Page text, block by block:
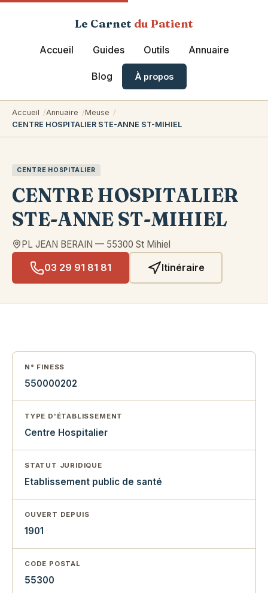
Le Carnet du Patient
Accueil Guides Outils Annuaire
Blog À propos
Accueil Annuaire
Meuse
CENTRE HOSPITALIER STE-ANNE ST-MIHIEL
CENTRE HOSPITALIER
CENTRE HOSPITALIER
STE-ANNE ST-MIHIEL
PL JEAN BERAIN — 55300 St Mihiel
03 29 91 81 81 Itinéraire
N° FINESS
550000202
TYPE D'ÉTABLISSEMENT
Centre Hospitalier
STATUT JURIDIQUE
Etablissement public de santé
OUVERT DEPUIS
1901
CODE POSTAL
55300